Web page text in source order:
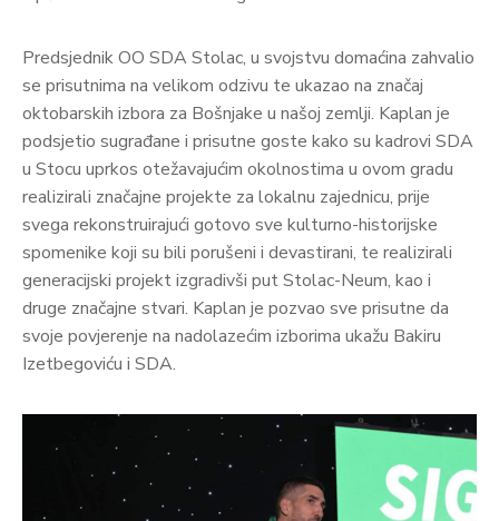
Predsjednik OO SDA Stolac, u svojstvu domaćina zahvalio
se prisutnima na velikom odzivu te ukazao na značaj
oktobarskih izbora za Bošnjake u našoj zemlji. Kaplan je
podsjetio sugrađane i prisutne goste kako su kadrovi SDA
u Stocu uprkos otežavajućim okolnostima u ovom gradu
realizirali značajne projekte za lokalnu zajednicu, prije
svega rekonstruirajući gotovo sve kulturno-historijske
spomenike koji su bili porušeni i devastirani, te realizirali
generacijski projekt izgradivši put Stolac-Neum, kao i
druge značajne stvari. Kaplan je pozvao sve prisutne da
svoje povjerenje na nadolazećim izborima ukažu Bakiru
Izetbegoviću i SDA.